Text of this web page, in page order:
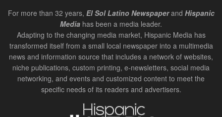
For more than 32 years, El Sol Latino Newspaperand Hispanic
Media has been a media leader.
Adapting to the changing media market, Hispanic Media has
transformed itself from a small local newspaper into a multimedia
news and information source that includes a network of websites,
niche publications, custom printing, e-newsletters, social media
networking, and events and customized content to meet the
specific needs of its readers and advertisers.